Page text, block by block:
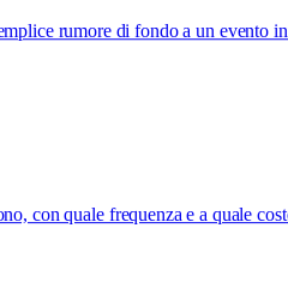
rumore di fondo a un evento
con quale frequenza e a quale